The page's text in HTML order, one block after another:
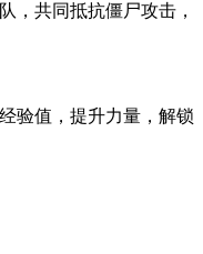
，共同抵抗僵尸攻击，
验值，提升力量，解锁